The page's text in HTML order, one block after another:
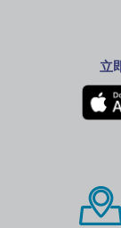
立